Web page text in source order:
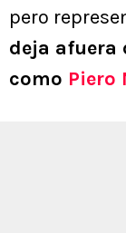
pero
deja afuera
como Piero